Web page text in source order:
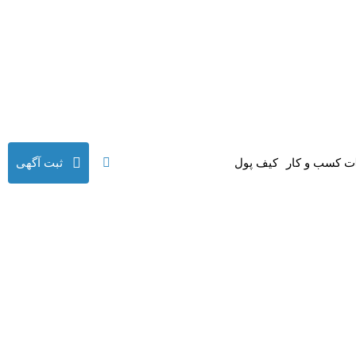
کسب و کار کیف پول ثبت آگهی